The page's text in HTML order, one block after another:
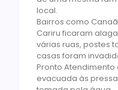
local.
Bairros como
Cariru ficaram
várias ruas, postes
casas foram
Pronto
evacuada às